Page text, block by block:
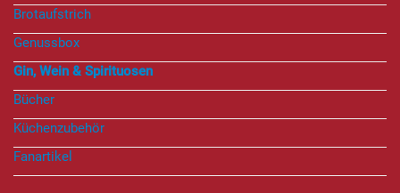
Brotaufstrich
Genussbox
Gin, Wein & Spirituosen
Bücher
Küchenzubehör
Fanartikel